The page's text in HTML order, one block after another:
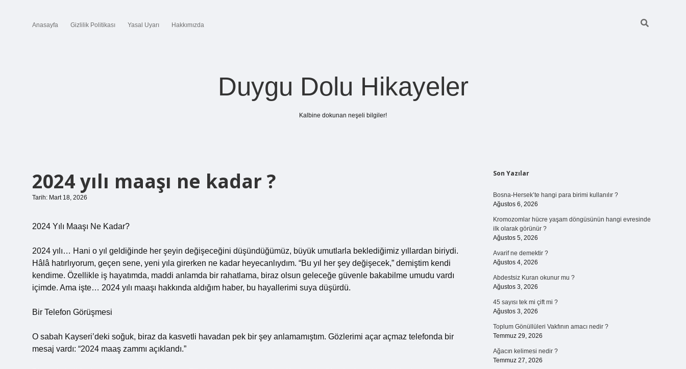
Anasayfa Gizlilik Politikası Yasal Uyarı Hakkımızda
Duygu Dolu Hikayeler
Kalbine dokunan neşeli bilgiler!
2024 yılı maaşı ne kadar ?
Tarih: Mart 18, 2026
2024 Yılı Maaşı Ne Kadar?
2024 yılı… Hani o yıl geldiğinde her şeyin değişeceğini düşündüğümüz, büyük umutlarla beklediğimiz yıllardan biriydi.
Hâlâ hatırlıyorum, geçen sene, yeni yıla girerken ne kadar heyecanlıydım. “Bu yıl her şey değişecek,” demiştim kendi
kendime. Özellikle iş hayatımda, maddi anlamda bir rahatlama, biraz olsun geleceğe güvenle bakabilme umudu vardı
içimde. Ama işte… 2024 yılı maaşı hakkında aldığım haber, bu hayallerimi suya düşürdü.
Bir Telefon Görüşmesi
O sabah Kayseri’deki soğuk, biraz da kasvetli havadan pek bir şey anlamamıştım. Gözlerimi açar açmaz telefonda bir
mesaj vardı: “2024 maaş zammı açıklandı.”
Sidebar
Son Yazılar
Bosna-Hersek’te hangi para birimi kullanılır ?
Ağustos 6, 2026
Kromozomlar hücre yaşam döngüsünün hangi evresinde
ilk olarak görünür ?
Ağustos 5, 2026
Avarif ne demektir ?
Ağustos 4, 2026
Abdestsiz Kuran okunur mu ?
Ağustos 3, 2026
45 sayısı tek mi çift mi ?
Ağustos 3, 2026
Toplum Gönüllüleri Vakfının amacı nedir ?
Temmuz 29, 2026
Ağacın kelimesi nedir ?
Temmuz 27, 2026
ilbet girişhttps://betexpergiris.casino/